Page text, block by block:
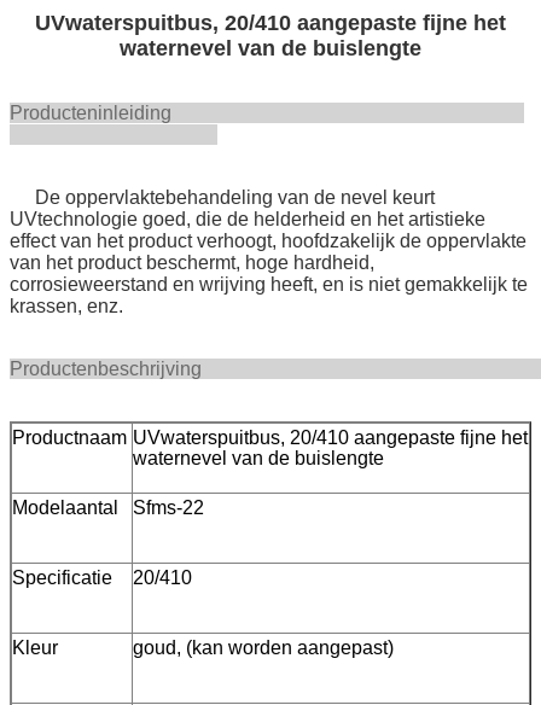
UVwaterspuitbus, 20/410 aangepaste fijne het
waternevel van de buislengte
Producteninleiding
De oppervlaktebehandeling van de nevel keurt
UVtechnologie goed, die de helderheid en het artistieke
effect van het product verhoogt, hoofdzakelijk de oppervlakte
van het product beschermt, hoge hardheid,
corrosieweerstand en wrijving heeft, en is niet gemakkelijk te
krassen, enz.
Productnaam UVwaterspuitbus, 20/410 aangepaste fijne het
waternevel van de buislengte
Modelaantal Sfms-22
Specificatie 20/410
Kleur goud, (kan worden aangepast)